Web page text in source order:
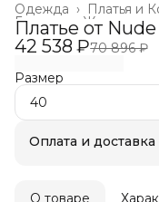
Платья и
Одежда ›
Женское ›
Главная ›
Платье от Nude
42 538 ₽70 896 ₽
Размер
40
Оплата и доставка
Оплата после
О товаре